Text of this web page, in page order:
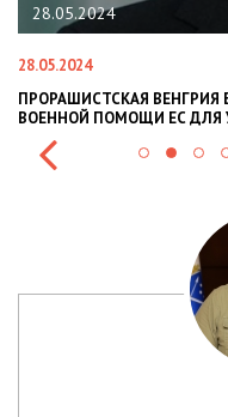
БЛОКИРУЕТ КРУПНЫЙ ПАКЕТ
УКРАИНЫ